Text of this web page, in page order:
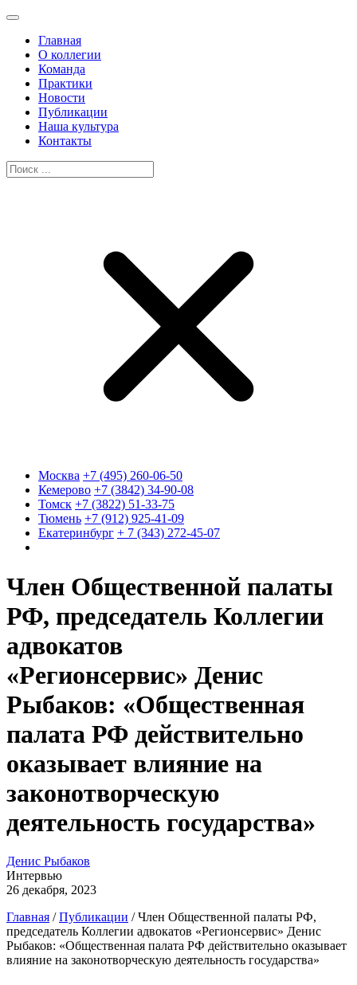
Главная
О коллегии
Команда
Практики
Новости
Публикации
Наша культура
Контакты
Москва +7 (495) 260-06-50
Кемерово +7 (3842) 34-90-08
Томск +7 (3822) 51-33-75
Тюмень +7 (912) 925-41-09
Екатеринбург + 7 (343) 272-45-07
Член Общественной палаты
РФ, председатель Коллегии
адвокатов
«Регионсервис» Денис
Рыбаков: «Общественная
палата РФ действительно
оказывает влияние на
законотворческую
деятельность государства»
Денис Рыбаков
Интервью
26 декабря, 2023
Главная /Публикации /Член Общественной палаты РФ,
председатель Коллегии адвокатов «Регионсервис» Денис
Рыбаков: «Общественная палата РФ действительно оказывает
влияние на законотворческую деятельность государства»